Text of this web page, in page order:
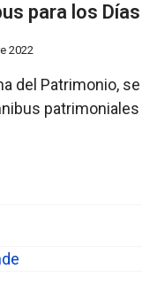
para los
2022
del Patrimonio,